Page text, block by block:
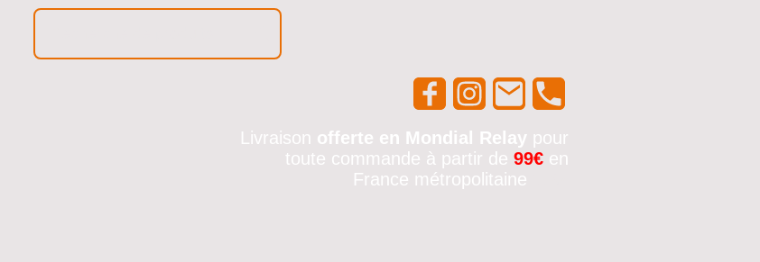
Livraison offerte en Mondial Relay pour
toute commande à partir de 99€en
France métropolitaine